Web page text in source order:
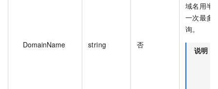
DomainName string 否
域名用半
一次最多
询。
说明